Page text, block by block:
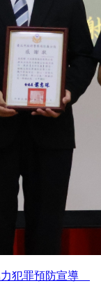
犯罪預防宣導